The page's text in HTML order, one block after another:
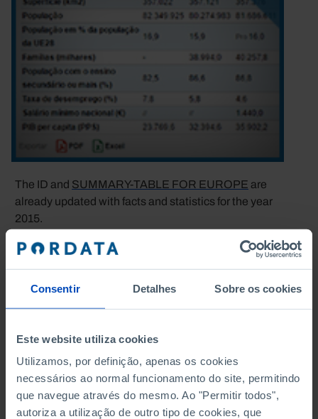
Consentir Detalhes Sobre os cookies
Este website utiliza cookies
Utilizamos, por definição, apenas os cookies
necessários ao normal funcionamento do site, permitindo
que navegue através do mesmo. Ao "Permitir todos",
autoriza a utilização de outro tipo de cookies, que
The ID and SUMMARY-TABLE FOR EUROPE are
already updated with facts and statistics for the year
2015.
themes, for three different moments in time: 2001,
2011 and 2015.
exported to PDF or Excel. In the online consultation
each indicator redirects to the respective frame in
Pordata.